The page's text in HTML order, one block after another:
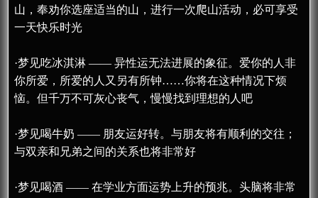
山，奉劝你选座适当的山，进行一次爬山活动，必可享受
一天快乐时光
·梦见吃冰淇淋 —— 异性运无法进展的象征。爱你的人非
你所爱，所爱的人又另有所钟……你将在这种情况下烦
恼。但千万不可灰心丧气，慢慢找到理想的人吧
·梦见喝牛奶 —— 朋友运好转。与朋友将有顺利的交往；
与双亲和兄弟之间的关系也将非常好
·梦见喝酒 —— 在学业方面运势上升的预兆。头脑将非常